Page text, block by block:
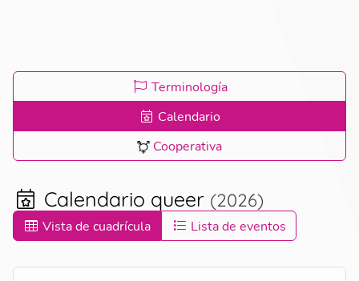
Terminología
Calendario
Cooperativa
Calendario queer (2026)
Vista de cuadrícula Lista de eventos